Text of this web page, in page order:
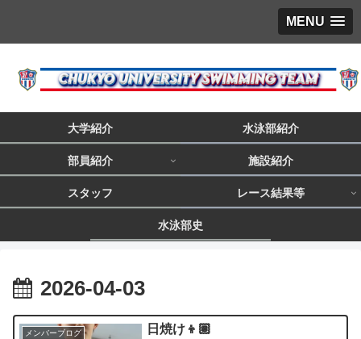
MENU
大学紹介 水泳部紹介
部員紹介 施設紹介
スタッフ レース結果等
水泳部史
2026-04-03
メンバーブログ 日焼け👦🏽